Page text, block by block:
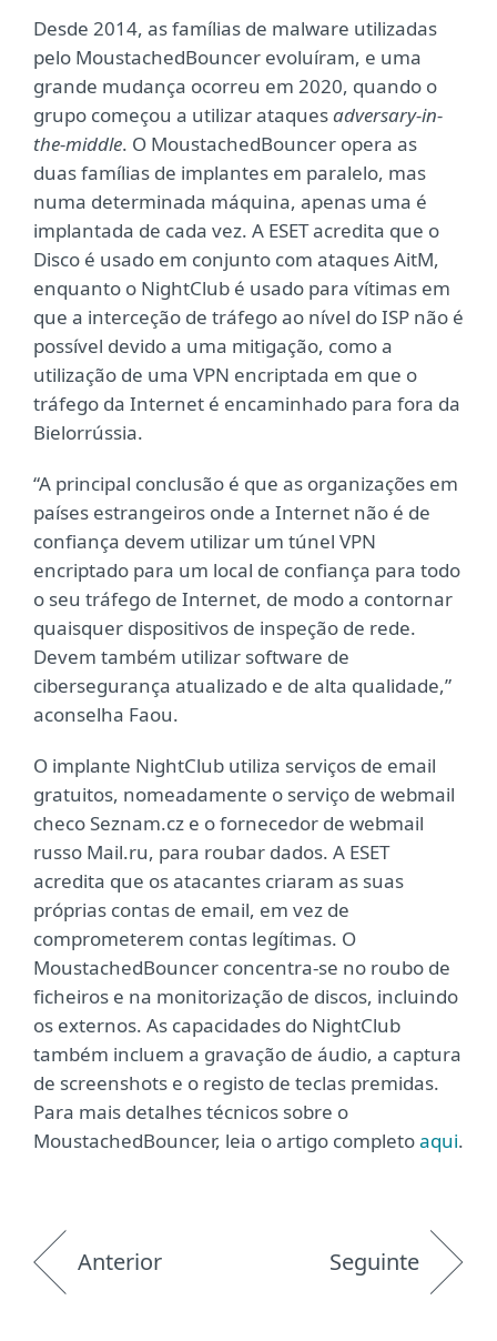
Desde 2014, as famílias de malware utilizadas
pelo MoustachedBouncer evoluíram, e uma
grande mudança ocorreu em 2020, quando o
grupo começou a utilizar ataquesadversary-in-
the-middle. O MoustachedBouncer opera as
duas famílias de implantes em paralelo, mas
numa determinada máquina, apenas uma é
implantada de cada vez. A ESET acredita que o
Disco é usado em conjunto com ataques AitM,
enquanto o NightClub é usado para vítimas em
que a interceção de tráfego ao nível do ISP não é
possível devido a uma mitigação, como a
utilização de uma VPN encriptada em que o
tráfego da Internet é encaminhado para fora da
Bielorrússia.
“A principal conclusão é que as organizações em
países estrangeiros onde a Internet não é de
confiança devem utilizar um túnel VPN
encriptado para um local de confiança para todo
o seu tráfego de Internet, de modo a contornar
quaisquer dispositivos de inspeção de rede.
Devem também utilizar software de
cibersegurança atualizado e de alta qualidade,”
aconselha Faou.
O implante NightClub utiliza serviços de email
gratuitos, nomeadamente o serviço de webmail
checo Seznam.cz e o fornecedor de webmail
russo Mail.ru, para roubar dados. A ESET
acredita que os atacantes criaram as suas
próprias contas de email, em vez de
comprometerem contas legítimas. O
MoustachedBouncer concentra-se no roubo de
ficheiros e na monitorização de discos, incluindo
os externos. As capacidades do NightClub
também incluem a gravação de áudio, a captura
de screenshots e o registo de teclas premidas.
Para mais detalhes técnicos sobre o
MoustachedBouncer, leia o artigo completoaqui.
Anterior Seguinte